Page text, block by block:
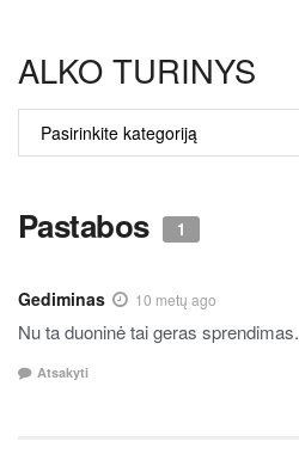
ALKO TURINYS
ALKO
TURINYS
Pastabos 1
Gediminas 10 metų ago
Nu ta duoninė tai geras sprendimas.
Atsakyti